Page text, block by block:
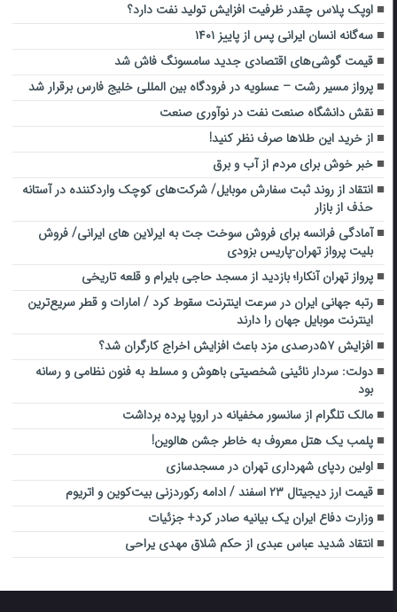
اوپک پلاس چقدر ظرفیت افزایش تولید نفت دارد؟
سه‌گانه انسان ایرانی پس از پاییز ۱۴۰۱
قیمت گوشی‌های اقتصادی جدید سامسونگ فاش شد
پرواز مسیر رشت – عسلویه در فرودگاه بین المللی خلیج فارس برقرار شد
نقش دانشگاه صنعت نفت در نوآوری صنعت
از خرید این طلاها صرف نظر کنید!
خبر خوش برای مردم از آب و برق
انتقاد از روند ثبت سفارش‌ موبایل/ شرکت‌های کوچک واردکننده در آستانه
حذف از بازار
آمادگی فرانسه برای فروش سوخت جت به ایرلاین های ایرانی/ فروش
بلیت پرواز تهران-پاریس بزودی
پرواز تهران آنکارا؛ بازدید از مسجد حاجی بایرام و قلعه تاریخی
رتبه جهانی ایران در سرعت اینترنت سقوط کرد / امارات و قطر سریع‌ترین
اینترنت موبایل جهان را دارند
افزایش ۵۷درصدی مزد باعث افزایش اخراج کارگران شد؟
دولت: سردار نائینی شخصیتی باهوش و مسلط به فنون نظامی و رسانه
بود
مالک تلگرام از سانسور مخفیانه در اروپا پرده برداشت
پلمب یک هتل معروف به خاطر جشن هالوین!
اولین ردپای شهرداری تهران در مسجدسازی
قیمت ارز دیجیتال ۲۳ اسفند / ادامه رکوردزنی بیت‌کوین و اتریوم
وزارت دفاع ایران یک بیانیه صادر کرد+ جزئیات
انتقاد شدید عباس عبدی از حکم شلاق مهدی یراحی